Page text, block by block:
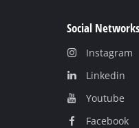
Social Networks
Instagram
Linkedin
Youtube
Facebook